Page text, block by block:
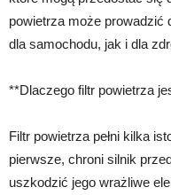
powietrza może prowadzić
dla samochodu, jak i dla
**Dlaczego filtr powietrza
Filtr powietrza pełni kilka
pierwsze, chroni silnik
uszkodzić jego wrażliwe